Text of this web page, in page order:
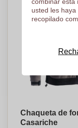
Chaqueta de
Casariche
usted les
recopilado